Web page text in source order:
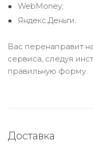
WebMoney;
Яндекс.Деньги.
Вас перенаправит
сервиса, следуя
правильную форму.
Доставка